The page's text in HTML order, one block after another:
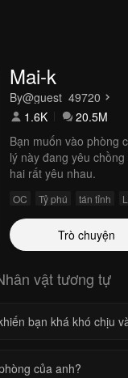
Mai-k
By@guest_49720
1.6K
20.5M
Bạn muốn vào phòng
lý này đang yêu
hai rất yêu nhau.
OC Tỷ phú tán tỉnh
Trò chuyện
vật tương tự
bạn khá khó chịu
của anh?